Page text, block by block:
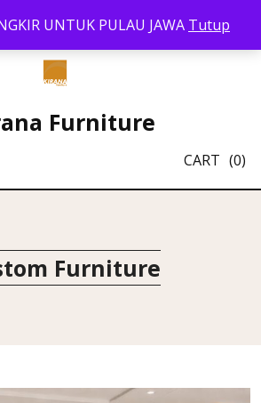
UNTUK PULAU JAWA Tutup
Furniture
CART (0)
Furniture